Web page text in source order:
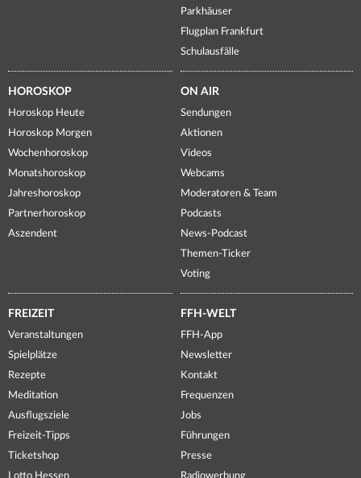
Parkhäuser
Flugplan Frankfurt
Schulausfälle
HOROSKOP
Horoskop Heute
Horoskop Morgen
Wochenhoroskop
Monatshoroskop
Jahreshoroskop
Partnerhoroskop
Aszendent
ON AIR
Sendungen
Aktionen
Videos
Webcams
Moderatoren & Team
Podcasts
News-Podcast
Themen-Ticker
Voting
FREIZEIT
Veranstaltungen
Spielplätze
Rezepte
Meditation
Ausflugsziele
Freizeit-Tipps
Ticketshop
Lotto Hessen
FFH-WELT
FFH-App
Newsletter
Kontakt
Frequenzen
Jobs
Führungen
Presse
Radiowerbung